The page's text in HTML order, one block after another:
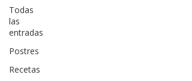
Todas
las
entradas
Postres
Recetas